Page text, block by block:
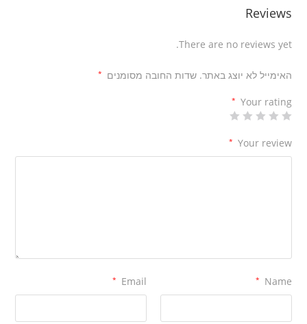
Reviews
There are no reviews yet.
האימייל לא יוצג באתר. שדות החובה מסומנים *
Your rating
*
Your review
*
Name
*
Email
*